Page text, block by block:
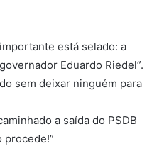
está selado: a
Eduardo Riedel”.
sem deixar ninguém para
a saída do PSDB
procede!”